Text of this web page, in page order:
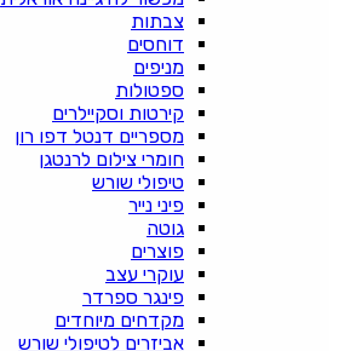
צבתות
דוחסים
מניפים
ספטולות
קירטות וסקיילרים
מספריים דנטל דפו רון
חומרי צילום לרנטגן
טיפולי שורש
פיני נייר
גוטה
פוצרים
עוקרי עצב
פינגר ספרדר
מקדחים מיוחדים
אביזרים לטיפולי שורש